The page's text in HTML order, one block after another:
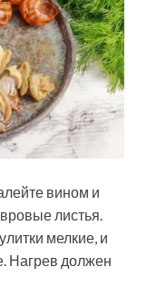
вином и
листья.
мелкие, и
Нагрев должен